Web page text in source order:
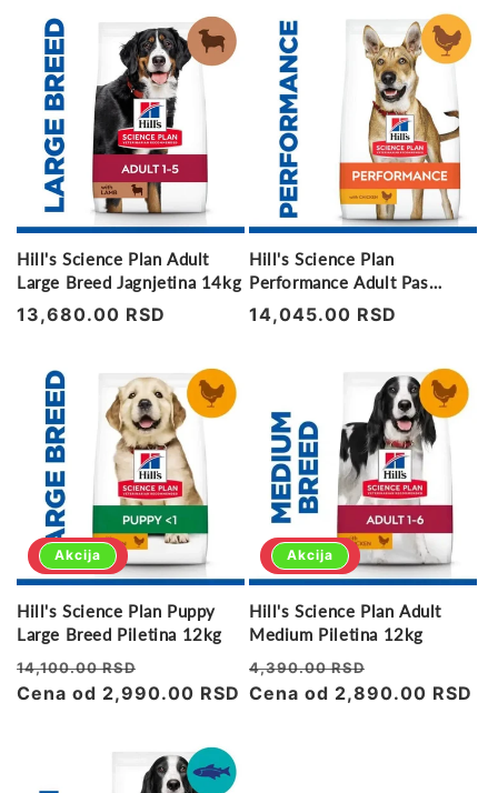
Hill's Science Plan Adult
Large Breed Jagnjetina 14kg
Regularna
13,680.00 RSD
Hill's Science Plan
Performance Adult Pas
Piletina 14kg
Regularna
14,045.00 RSD
Akcija
Hill's Science Plan Puppy
Large Breed Piletina 12kg
Regularna
cena
14,100.00 RSD
cena
Cena od 2,990.00 RSD
Akcija
Hill's Science Plan Adult
Medium Piletina 12kg
Regularna
cena
4,390.00 RSD
cena
Cena od 2,890.00 RSD